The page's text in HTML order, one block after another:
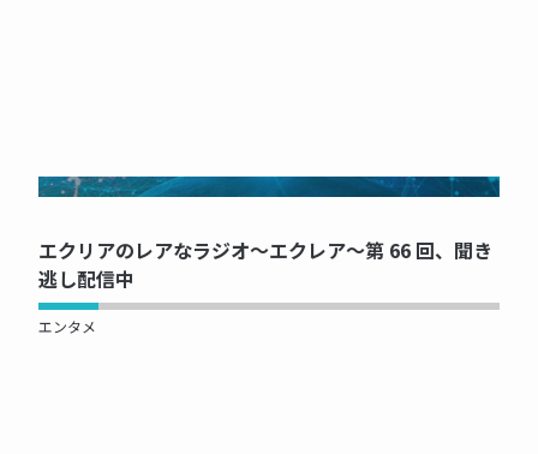
NOW PRINTING...
エクリアのレアなラジオ～エクレア～第 66 回、聞き
逃し配信中
エンタメ